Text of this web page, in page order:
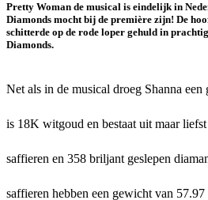
Pretty Woman de musical is eindelijk in
Diamonds mocht bij de première zijn! De
schitterde op de rode loper gehuld in
Diamonds.
Net als in de musical droeg Shanna
is 18K witgoud en bestaat uit maar
saffieren en 358 briljant geslepen
saffieren hebben een gewicht van